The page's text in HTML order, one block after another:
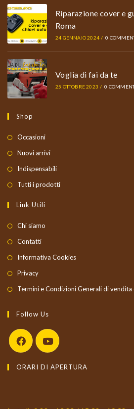
Riparazione cover e
Roma
24 GENNAIO 2024 / 0
Voglia di fai da te
25 OTTOBRE 2023 / 0
Shop
Occasioni
Nuovi arrivi
Indispensabili
Tutti i prodotti
Link Utili
Chi siamo
Contatti
Informativa Cookies
Privacy
Termini e Condizioni Generali di vendita
Follow Us
in
in
ORARI DI APERTURA